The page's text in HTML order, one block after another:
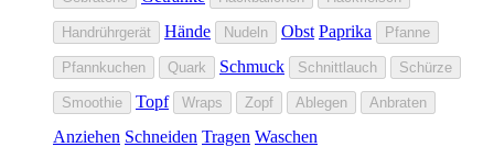
Handrührgerät Hände Nudeln Obst Paprika Pfanne
Pfannkuchen Quark Schmuck Schnittlauch Schürze
Smoothie Topf Wraps Zopf Ablegen Anbraten
Anziehen Schneiden Tragen Waschen